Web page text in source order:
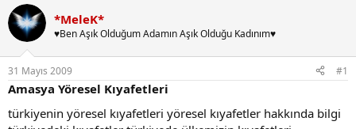
n
b
u
y
u
b
a
l
l
a
ı
ç
a
*MeleK*
♥Ben Aşık Olduğum Adamın Aşık Olduğu Kadınım♥
31 Mayıs 2009 #1
Amasya Yöresel Kıyafetleri
türkiyenin yöresel kıyafetleri yöresel kıyafetler hakkında bilgi